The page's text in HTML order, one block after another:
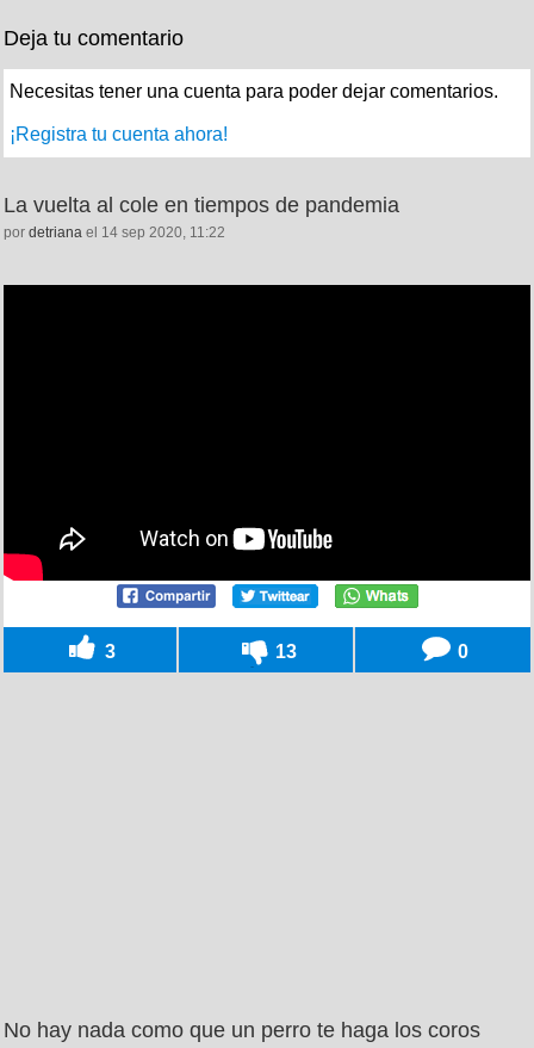
Deja tu comentario
Necesitas tener una cuenta para poder dejar comentarios.
¡Registra tu cuenta ahora!
La vuelta al cole en tiempos de pandemia
por detriana el 14 sep 2020, 11:22
3 13 0
No hay nada como que un perro te haga los coros